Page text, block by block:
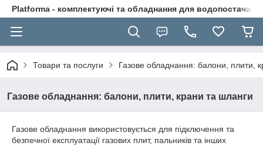
Platforma - комплектуючі та обладнання для
Товари та послуги Газове обладнання: балони, плити,
Газове обладнання: балони, плити, крани та шланги
Газове обладнання використовується для підключення та
безпечної експлуатації газових плит, пальників та інших